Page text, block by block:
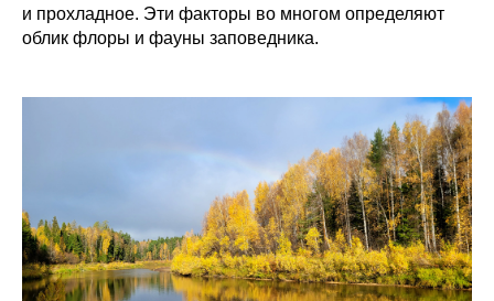
и прохладное. Эти факторы во многом определяют
облик флоры и фауны заповедника.